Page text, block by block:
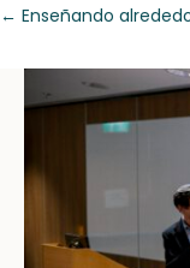
← Enseñando